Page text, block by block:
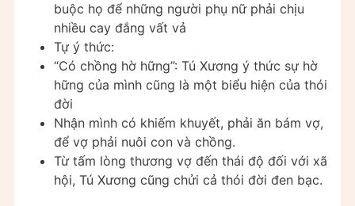
buộc họ để những người phụ nữ phải chịu
nhiều cay đắng vất vả
Tự ý thức:
“Có chồng hờ hững”: Tú Xương ý thức sự hờ
hững của mình cũng là một biểu hiện của thói
đời
Nhận mình có khiếm khuyết, phải ăn bám vợ,
để vợ phải nuôi con và chồng.
Từ tấm lòng thương vợ đến thái độ đối với xã
hội, Tú Xương cũng chửi cả thói đời đen bạc.